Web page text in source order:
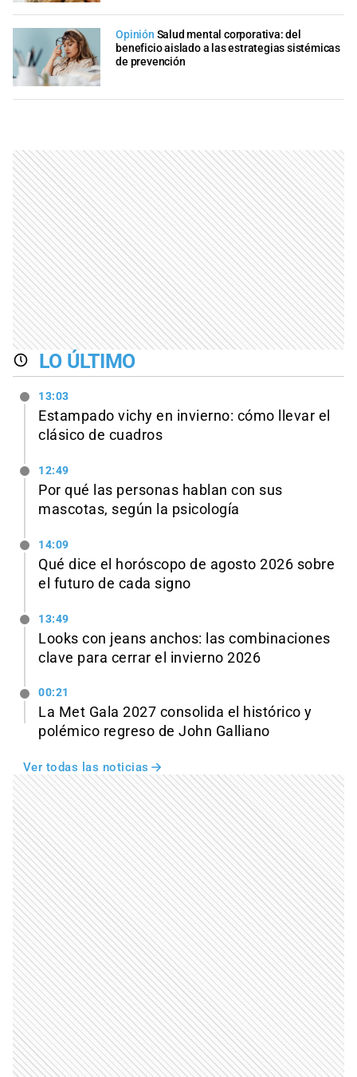
Opinión Salud mental corporativa: del
beneficio aislado a las estrategias sistémicas
de prevención
LO ÚLTIMO
13:03
Estampado vichy en invierno: cómo llevar el
clásico de cuadros
12:49
Por qué las personas hablan con sus
mascotas, según la psicología
14:09
Qué dice el horóscopo de agosto 2026 sobre
el futuro de cada signo
13:49
Looks con jeans anchos: las combinaciones
clave para cerrar el invierno 2026
00:21
La Met Gala 2027 consolida el histórico y
polémico regreso de John Galliano
Ver todas las noticias